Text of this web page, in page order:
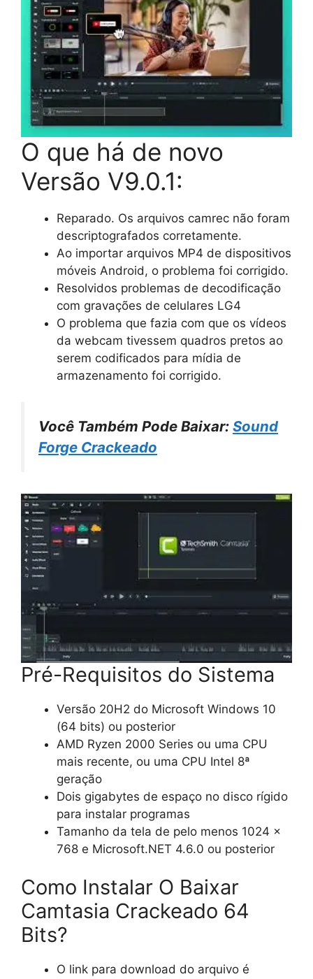
O que há de novo
Versão V9.0.1:
Reparado. Os arquivos camrec não foram
descriptografados corretamente.
Ao importar arquivos MP4 de dispositivos
móveis Android, o problema foi corrigido.
Resolvidos problemas de decodificação
com gravações de celulares LG4
O problema que fazia com que os vídeos
da webcam tivessem quadros pretos ao
serem codificados para mídia de
armazenamento foi corrigido.
Você Também Pode Baixar: Sound
Forge Crackeado
Pré-Requisitos do Sistema
Versão 20H2 do Microsoft Windows 10
(64 bits) ou posterior
AMD Ryzen 2000 Series ou uma CPU
mais recente, ou uma CPU Intel 8ª
geração
Dois gigabytes de espaço no disco rígido
para instalar programas
Tamanho da tela de pelo menos 1024 x
768 e Microsoft.NET 4.6.0 ou posterior
Como Instalar O Baixar
Camtasia Crackeado 64
Bits?
O link para download do arquivo é